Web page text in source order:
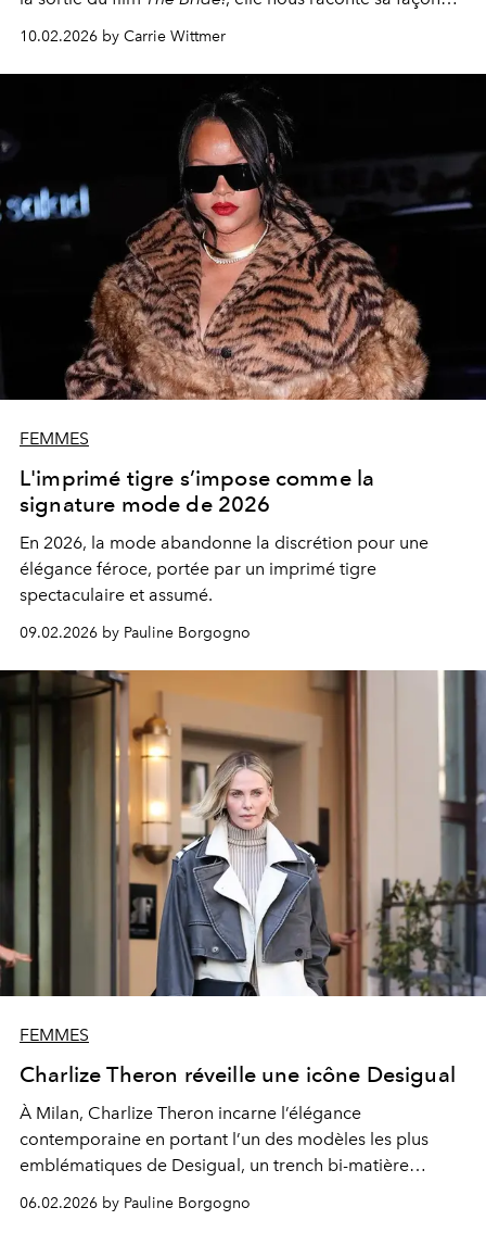
très délibérée
jeu et à la célébrité.
10.02.2026 by Carrie Wittmer
FEMMES
L'imprimé tigre s’impose comme la
signature mode de 2026
En 2026, la mode abandonne la discrétion pour une
élégance féroce, portée par un imprimé tigre
spectaculaire et assumé.
09.02.2026 by Pauline Borgogno
FEMMES
Charlize Theron réveille une icône Desigual
À Milan, Charlize Theron incarne l’élégance
contemporaine en portant l’un des modèles les plus
emblématiques de Desigual, un trench bi-matière
devenu icône.
06.02.2026 by Pauline Borgogno